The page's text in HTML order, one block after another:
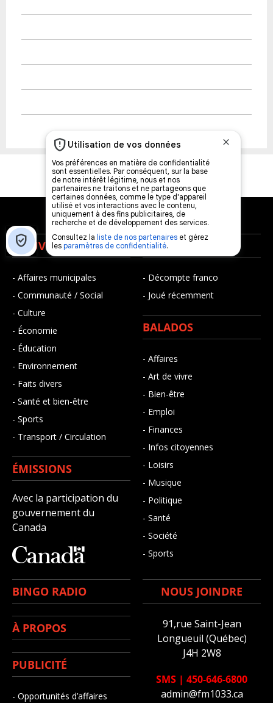
NOUVELLES
- Affaires municipales
- Communauté / Social
- Culture
- Économie
- Éducation
- Environnement
- Faits divers
- Santé et bien-être
- Sports
- Transport / Circulation
ÉMISSIONS
Avec la participation du
gouvernement du
Canada
MUSIQUE
- Décompte franco
- Joué récemment
BALADOS
- Affaires
- Art de vivre
- Bien-être
- Emploi
- Finances
- Infos citoyennes
- Loisirs
- Musique
- Politique
- Santé
- Société
- Sports
BINGO RADIO
À PROPOS
PUBLICITÉ
- Opportunités d’affaires
NOUS JOINDRE
91,rue Saint-Jean
Longueuil (Québec)
J4H 2W8
SMS | 450-646-6800
admin@fm1033.ca